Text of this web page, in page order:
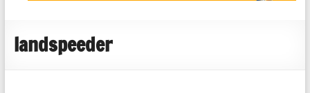
reviews
landspeeder